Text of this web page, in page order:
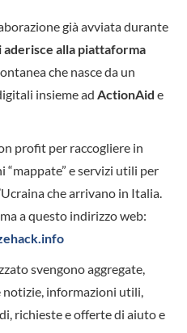
già avviata durante
alla piattaforma
che nasce da un
insieme ad ActionAid e
profit per raccogliere in
e servizi utili per
che arrivano in Italia.
a questo indirizzo web:
svengono aggregate,
notizie, informazioni utili,
richieste e offerte di aiuto e